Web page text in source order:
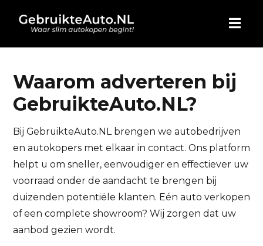
HOME
AUTO KOPEN
ADVERTEREN
BLOG
WIE ZIJN WIJ
CONTACT
Waarom adverteren bij
GebruikteAuto.NL?
Bij GebruikteAuto.NL brengen we autobedrijven
en autokopers met elkaar in contact. Ons platform
helpt u om sneller, eenvoudiger en effectiever uw
voorraad onder de aandacht te brengen bij
duizenden potentiële klanten. Eén auto verkopen
of een complete showroom? Wij zorgen dat uw
aanbod gezien wordt.